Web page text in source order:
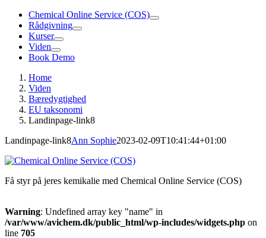
Chemical Online Service (COS)
Rådgivning
Kurser
Viden
Book Demo
Home
Viden
Bæredygtighed
EU taksonomi
Landinpage-link8
Landinpage-link8Ann Sophie2023-02-09T10:41:44+01:00
Få styr på jeres kemikalie med Chemical Online Service (COS)
Warning: Undefined array key "name" in
/var/www/avichem.dk/public_html/wp-includes/widgets.php on
line 705